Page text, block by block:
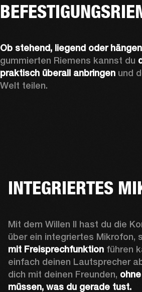
Ob stehend, liegend oder
gummierten Riemens kannst du
praktisch überall anbringen und
Welt teilen.
INTEGRIERTES
Mit dem Willen II hast du die
über ein integriertes Mikrofon,
mit Freisprechfunktion führen
einfach deinen Lautsprecher
dich mit deinen Freunden,
müssen, was du gerade tust.